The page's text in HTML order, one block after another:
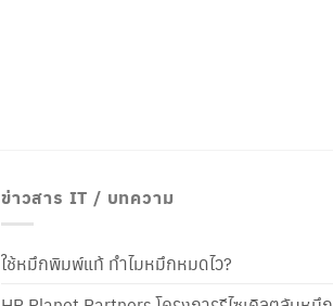
ข่าวสาร IT / บทความ
ใช้หมึกพิมพ์แท้ ทำไมหมึกหมดไว?